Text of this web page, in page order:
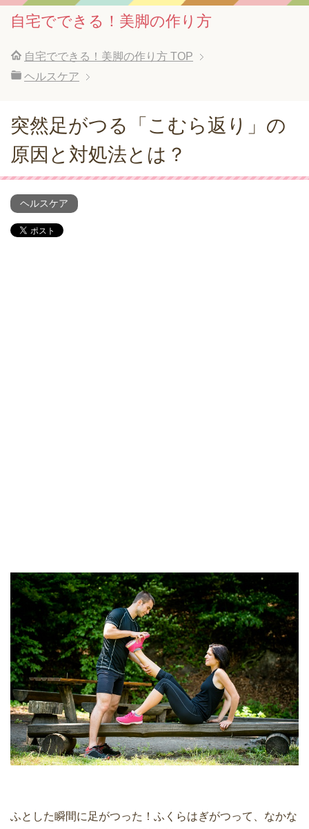
自宅でできる！美脚の作り方
自宅でできる！美脚の作り方 TOP
ヘルスケア
突然足がつる「こむら返り」の
原因と対処法とは？
ヘルスケア
ふとした瞬間に足がつった！ふくらはぎがつって、なかな